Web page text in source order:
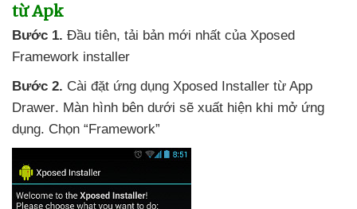
từ Apk
Bước 1. Đầu tiên, tải bản mới nhất của Xposed
Framework installer
Bước 2. Cài đặt ứng dụng Xposed Installer từ App
Drawer. Màn hình bên dưới sẽ xuất hiện khi mở ứng
dụng. Chọn “Framework”